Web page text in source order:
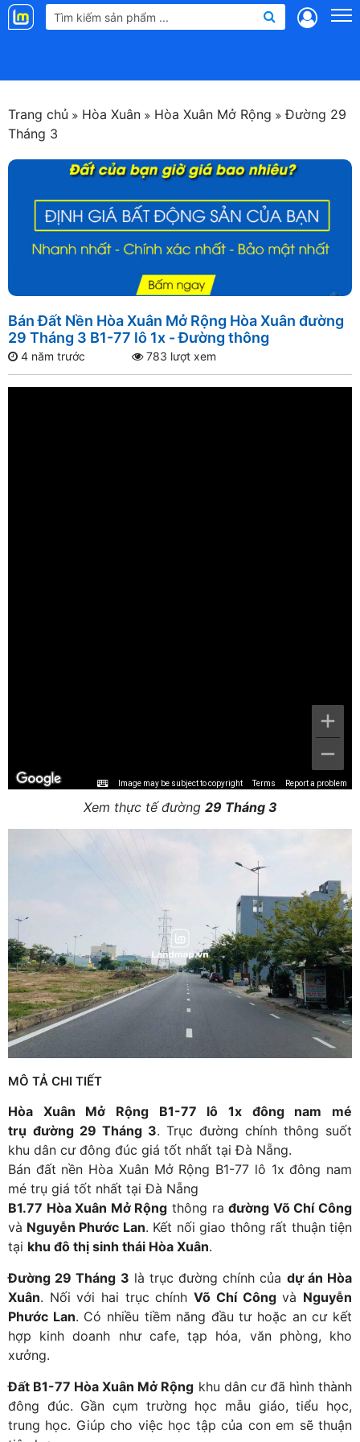
Landmap
Trang chủ Hòa Xuân Hòa Xuân Mở Rộng
Đường 29
Tháng 3
Bán Đất Nền Hòa Xuân Mở Rộng Hòa Xuân đường
29 Tháng 3 B1-77 lô 1x - Đường thông
4 năm trước 783 lượt xem
Image may be subject to copyright Terms Report a problem
Xem thực tế đường 29 Tháng 3
MÔ TẢ CHI TIẾT
Hòa Xuân Mở Rộng B1-77 lô 1x đông nam mé
trụ đường 29 Tháng 3. Trục đường chính thông suốt
khu dân cư đông đúc giá tốt nhất tại Đà Nẵng.
Bán đất nền Hòa Xuân Mở Rộng B1-77 lô 1x đông nam
mé trụ giá tốt nhất tại Đà Nẵng
B1.77 Hòa Xuân Mở Rộng thông rađường Võ Chí Công
và Nguyễn Phước Lan. Kết nối giao thông rất thuận tiện
tại khu đô thị sinh thái Hòa Xuân.
Đường 29 Tháng 3 là trục đường chính của dự án Hòa
Xuân. Nối với hai trục chínhVõ Chí Côngvà Nguyễn
Phước Lan. Có nhiều tiềm năng đầu tư hoặc an cư kết
hợp kinh doanh như cafe, tạp hóa, văn phòng, kho
xưởng.
Đất B1-77 Hòa Xuân Mở Rộng khu dân cư đã hình thành
đông đúc. Gần cụm trường học mẫu giáo, tiểu học,
trung học. Giúp cho việc học tập của con em sẽ thuận